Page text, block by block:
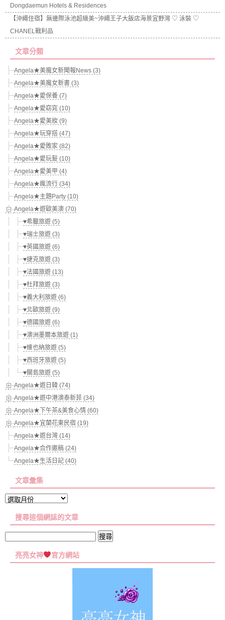
Dongdaemun Hotels & Residences
【沖繩住宿】無邊際泳池超級美~沖繩王子大飯店海景宜野灣 ♡ 泳裝 ♡
CHANEL戰利品
文章分類
Angela★美魔女新聞報News (3)
Angela★美魔女新書 (3)
Angela★愛保養 (7)
Angela★愛窈窕 (10)
Angela★愛美妝 (9)
Angela★玩穿搭 (47)
Angela★愛敗家 (82)
Angela★愛玩髮 (10)
Angela★愛美甲 (4)
Angela★瘋流行 (34)
Angela★主題Party (10)
Angela★遊歐美澳 (70)
♥希臘旅遊 (5)
♥瑞士旅遊 (3)
♥英國旅遊 (6)
♥捷克旅遊 (3)
♥法國旅遊 (13)
♥杜拜旅遊 (3)
♥義大利旅遊 (6)
♥北歐旅遊 (9)
♥德國旅遊 (6)
♥澳洲墨爾本旅遊 (1)
♥維也納旅遊 (5)
♥西班牙旅遊 (5)
♥關島旅遊 (5)
Angela★遊日韓 (74)
Angela★遊中港澳泰新菲 (34)
Angela★下午茶&美食心情 (60)
Angela★宜蘭花東民宿 (19)
Angela★遊台灣 (14)
Angela★合作邀稿 (24)
Angela★生活日記 (40)
文章彙集
文
彙
搜尋這個網誌的文章
關
亮亮女神 官方網站